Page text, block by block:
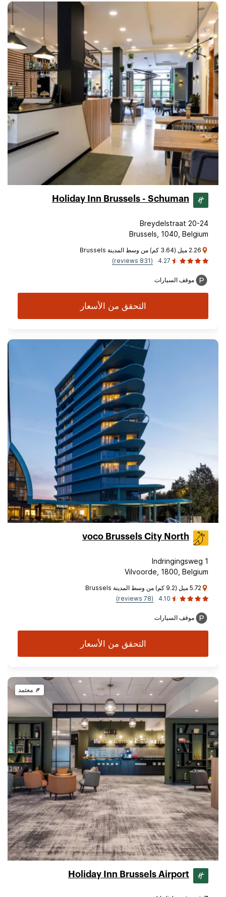
Holiday Inn Brussels - Schuman
Breydelstraat 20-24
Brussels, 1040, Belgium
2.26 ميل (3.64 كم) من وسط المدينة Brussels
4.27
(831 reviews)
موقف السيارات
التحقق من الأسعار
voco Brussels City North
Indringingsweg 1
Vilvoorde, 1800, Belgium
5.72 ميل (9.2 كم) من وسط المدينة Brussels
4.10
(78 reviews)
موقف السيارات
التحقق من الأسعار
معتمد
Holiday Inn Brussels Airport